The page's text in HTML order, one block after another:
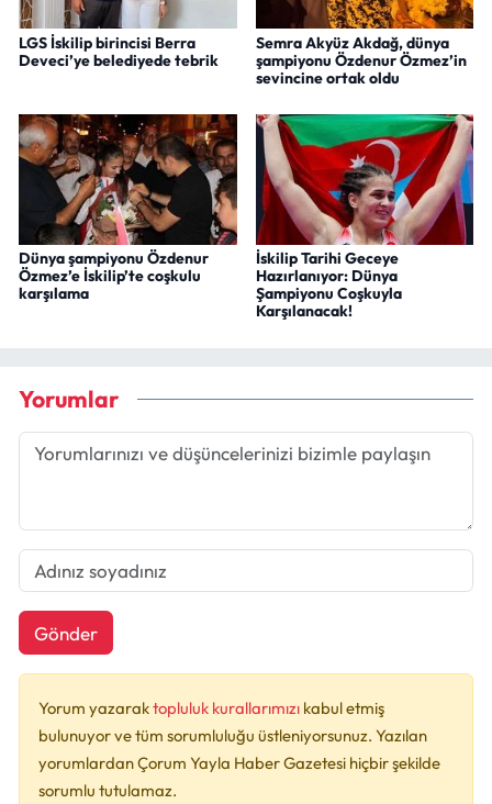
LGS İskilip birincisi Berra
Deveci’ye belediyede tebrik
Semra Akyüz Akdağ, dünya
şampiyonu Özdenur Özmez’in
sevincine ortak oldu
Dünya şampiyonu Özdenur
Özmez’e İskilip’te coşkulu
karşılama
İskilip Tarihi Geceye
Hazırlanıyor: Dünya
Şampiyonu Coşkuyla
Karşılanacak!
Yorumlar
Gönder
Yorum yazaraktopluluk kurallarımızı kabul etmiş
bulunuyor ve tüm sorumluluğu üstleniyorsunuz. Yazılan
yorumlardan Çorum Yayla Haber Gazetesi hiçbir şekilde
sorumlu tutulamaz.